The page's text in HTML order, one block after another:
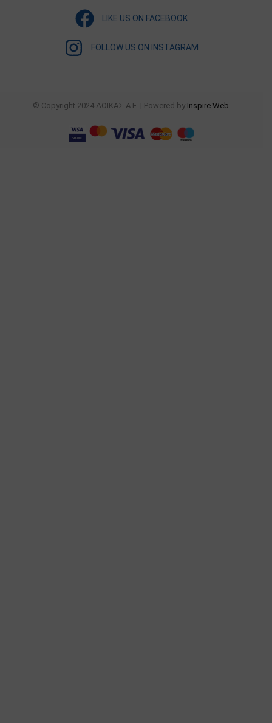
LIKE US ON FACEBOOK
FOLLOW US ON INSTAGRAM
© Copyright 2024 ΔΟΙΚΑΣ Α.Ε. | Powered by Inspire Web.